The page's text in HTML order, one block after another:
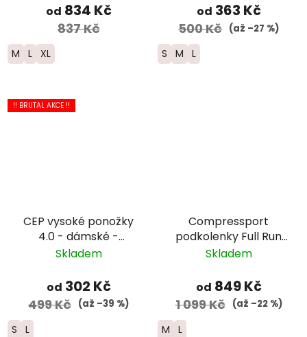
od 834 Kč
837 Kč
M L XL
od 363 Kč
500 Kč (až –27 %)
S M L
!! BRUTAL AKCE !!
CEP vysoké ponožky
4.0 - dámské -
růžová/černá
Skladem
od 302 Kč
499 Kč (až –39 %)
S L
Compressport
podkolenky Full Run
Winter - černá/
Skladem
od 849 Kč
1 099 Kč (až –22 %)
M L